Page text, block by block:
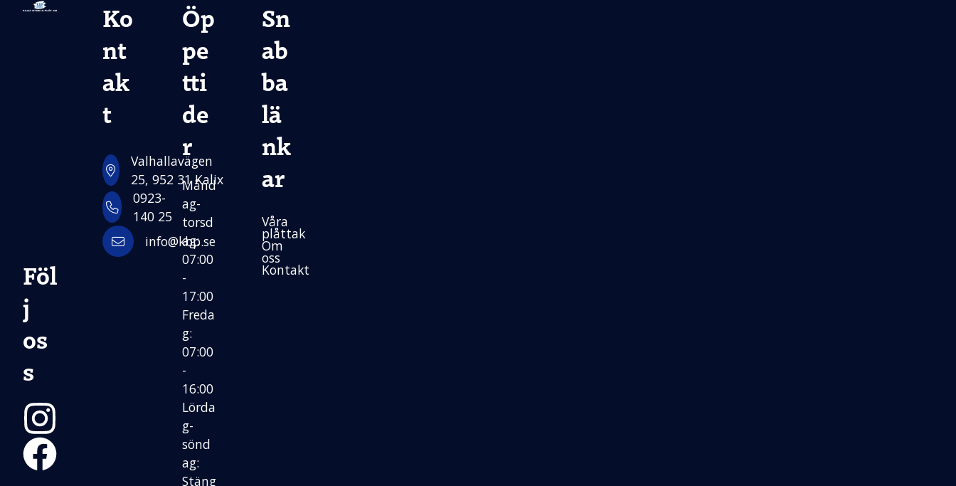
Föl
j
os
s
Instagram
Ko
nt
ak
t
Valhallavägen
25, 952 31 Kalix
0923-
140 25
info@kbp.se
Öp
pe
tti
de
r
Månd
ag-
torsd
ag:
07:00
-
17:00
Freda
g:
07:00
-
16:00
Lörda
g-
sönd
ag:
Stäng
Sn
ab
ba
lä
nk
ar
Våra
plåttak
Om
oss
Kontakt